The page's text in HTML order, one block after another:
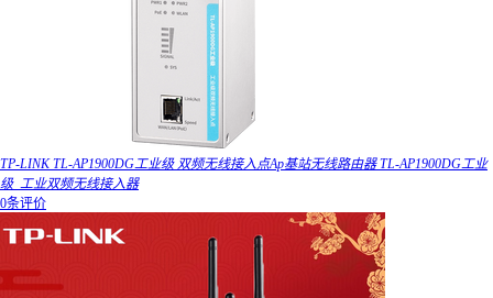
TP-LINK TL-AP1900DG工业级 双频无线接入点Ap基站无线路由器 TL-AP1900DG工业
级_工业双频无线接入器
0条评价